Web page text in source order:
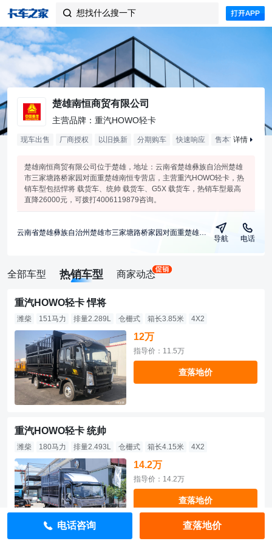
 想找什么搜一下
楚雄南恒商贸有限公司
主营品牌：重汽HOWO轻卡
现车出售 厂商授权 以旧换新 分期购车 快速响应 售本市 合作
详情
楚雄南恒商贸有限公司位于楚雄，地址：云南省楚雄彝族自治州楚雄
市三家塘路桥家园对面重楚雄南恒专营店，主营重汽HOWO轻卡，热
销车型包括悍将 载货车、统帅 载货车、G5X 载货车，热销车型最高
直降26000元，可拨打4006119879咨询。
云南省楚雄彝族自治州楚雄市三家塘路桥家园对面重楚雄南恒专营店
导航 电话
全部车型 热销车型 商家动态
重汽HOWO轻卡 悍将
潍柴 151马力 排量2.289L 仓栅式 箱长3.85米 4X2
12万
指导价：11.5万
查落地价
重汽HOWO轻卡 统帅
潍柴 180马力 排量2.493L 仓栅式 箱长4.15米 4X2
14.2万
指导价：14.2万
查落地价
电话咨询 查落地价